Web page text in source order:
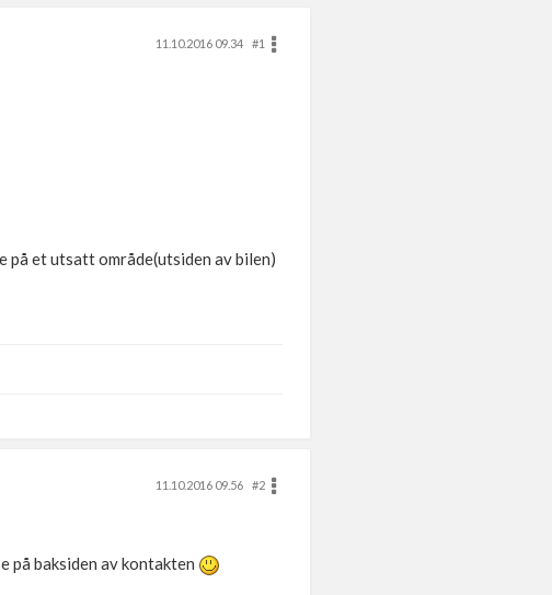
11.10.2016 09.34
#1
på et utsatt område(utsiden av bilen)
11.10.2016 09.56
#2
på baksiden av kontakten